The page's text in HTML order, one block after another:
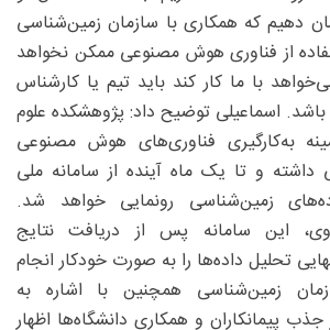
دهیم که همکاری با سازمان زمین‌شناسی
از فناوری هوش مصنوعی ممکن نخواهد
با ما کار کند باید تیم یا کارشناس
اسماعیلی توضیح داد: پژوهشکده علوم
به‌کارگیری فناوری‌های هوش مصنوعی
و تا یک ماه آینده از سامانه ملی
زمین‌شناسی رونمایی خواهد شد.
این سامانه پس از دریافت نتایج
تحلیل داده‌ها را به صورت خودکار انجام
زمین‌شناسی همچنین با اشاره به
پیمانکاران و همکاری دانشگاه‌ها اظهار